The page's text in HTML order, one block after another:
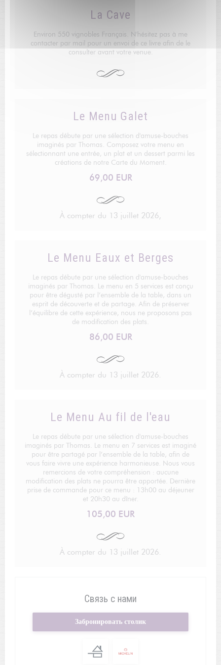
La Cave
Environ 550 vignobles Français. N'hésitez pas à me
contacter par mail pour un envoi de ce livre afin de le
consulter avant votre venue.
Le Menu Galet
Le repas débute par une sélection d'amuse-bouches
imaginés par Thomas. Composez votre menu en
sélectionnant une entrée, un plat et un dessert parmi les
créations de notre Carte du Moment.
69,00 EUR
À compter du 13 juillet 2026,
Le Menu Eaux et Berges
Le repas débute par une sélection d'amuse-bouches
imaginés par Thomas. Le menu en 5 services est conçu
pour être dégusté par l’ensemble de la table, dans un
esprit de découverte et de partage. Afin de préserver
l’équilibre de cette expérience, nous ne proposons pas
de modification des plats.
86,00 EUR
À compter du 13 juillet 2026.
Le Menu Au fil de l'eau
Le repas débute par une sélection d'amuse-bouches
imaginés par Thomas. Le menu en 7 services est imaginé
pour être partagé par l’ensemble de la table, afin de
vous faire vivre une expérience harmonieuse. Nous vous
remercions de votre compréhension : aucune
modification des plats ne pourra être apportée. Dernière
prise de commande pour ce menu : 13h00 au déjeuner
et 20h30 au dîner.
105,00 EUR
À compter du 13 juillet 2026.
Связь с нами
Забронировать столик